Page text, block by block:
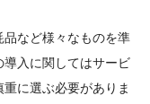
など様々なものを準
入に関してはサービ
に選ぶ必要がありま